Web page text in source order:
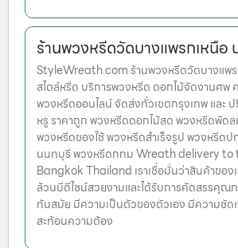
ร้านพวงหรีดวัดบางแพรกเหนือ
StyleWreath.com ร้านพวงหรีดวัดบางแพ
สไตล์หรีด บริการพวงหรีด ดอกไม้จัดงานศพ
พวงหรีดออนไลน์ จัดส่งทั่วเขตกรุงเทพ และ
หรู ราคาถูก พวงหรีดดอกไม้สด พวงหรีดพัด
พวงหรีดของใช้ พวงหรีดสำเร็จรูป พวงหรีด
นนทบุรี พวงหรีดกทม Wreath delivery to
Bangkok Thailand เราเชื่อมั่นว่าสินค้าของ
ล้วนมีดีไซน์สวยงามและได้รับการคัดสรรคุณ
ทันสมัย มีความเป็นตัวของตัวเอง มีความชัด
สะท้อนความต้อง